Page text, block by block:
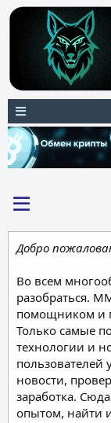
Добро
Во всем
разобраться.
помощником и
Только самые
технологии и
новости,
заработка.
опытом, найти